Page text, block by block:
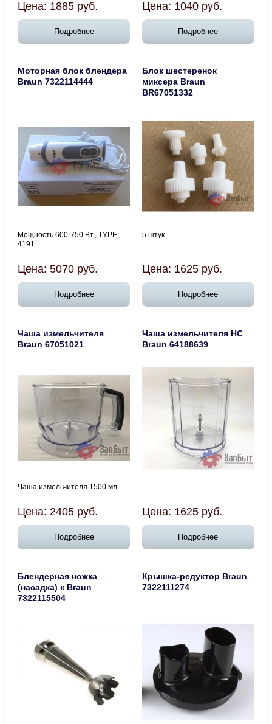
Цена: 1885 руб.
Подробнее
Цена: 1040 руб.
Подробнее
Моторная блок блендера
Braun 7322114444
Мощность 600-750 Вт., TYPE:
4191
Цена:5070 руб.
Подробнее
Блок шестеренок
миксера Braun
BR67051332
5 штук.
Цена: 1625 руб.
Подробнее
Чаша измельчителя
Braun 67051021
Чаша измельчителя 1500 мл.
Цена:2405 руб.
Подробнее
Чаша измельчителя HC
Braun 64188639
Цена: 1625 руб.
Подробнее
Блендерная ножка
(насадка) к Braun
7322115504
Крышка-редуктор Braun
7322111274